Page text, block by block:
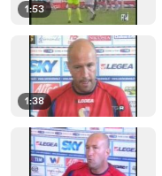
1:53
1:38